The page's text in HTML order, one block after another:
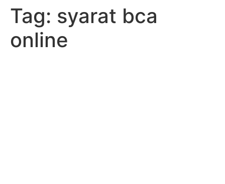
Tag: syarat bca
online